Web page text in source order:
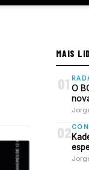
MAIS
01 O
02